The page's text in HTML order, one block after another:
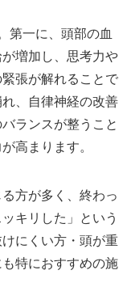
第一に、頭部の血
増加し、思考力や
張が解れることで
、自律神経の改善
ランスが整うこと
高まります。
方が多く、終わっ
キリした」という
にくい方・頭が重
特におすすめの施